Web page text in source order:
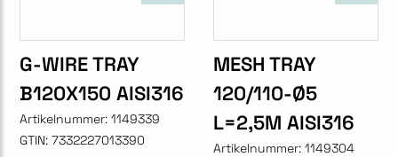
G-WIRE TRAY
B120X150 AISI316
Artikelnummer: 1149339
GTIN: 7332227013390
MESH TRAY
120/110-Ø5
L=2,5M AISI316
Artikelnummer: 1149304